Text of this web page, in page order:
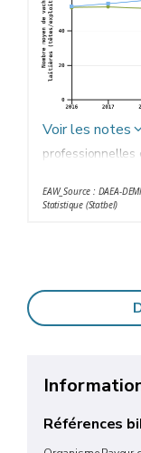
Voir les notes
professionnelles
EAW_Source : DAEA-
Statistique (Statbel)
Références